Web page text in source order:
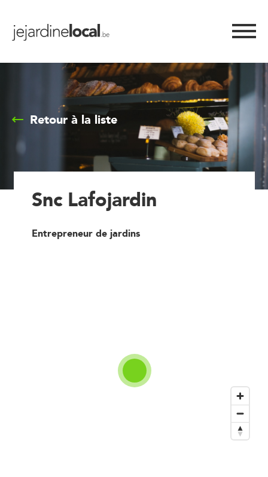
Retour à la liste
Snc Lafojardin
Entrepreneur de jardins